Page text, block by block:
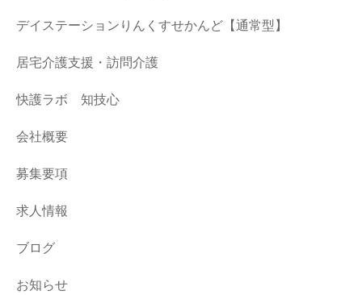
デイステーションりんくすせかんど【通常型】
居宅介護支援・訪問介護
快護ラボ 知技心
会社概要
募集要項
求人情報
ブログ
お知らせ